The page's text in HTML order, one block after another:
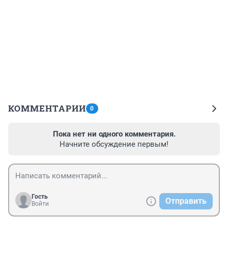
КОММЕНТАРИИ 0
Пока нет ни одного комментария.
Начните обсуждение первым!
Гость
Войти
Отправить